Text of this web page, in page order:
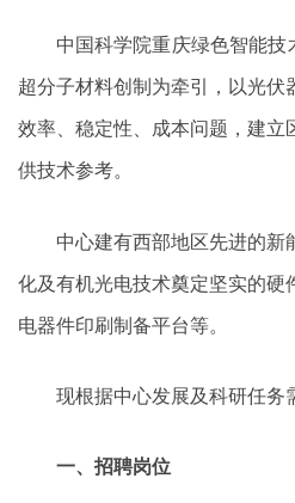
中国科学院重庆绿色智能
超分子材料创制为牵引，以光
效率、稳定性、成本问题，建立
供技术参考。
中心建有西部地区先进的新
化及有机光电技术奠定坚实的硬
电器件印刷制备平台等。
现根据中心发展及科研任务
一、招聘岗位